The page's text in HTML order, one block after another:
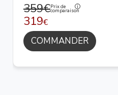
359€Prix de
comparaison
319€
COMMANDER